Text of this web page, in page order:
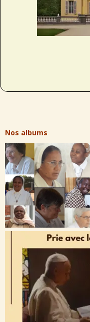
Nos albums